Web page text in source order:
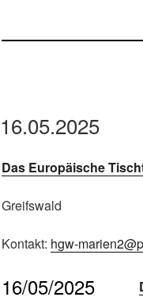
16.05.2025
Das Europäische
Greifswald
Kontakt: hgw-
16/05/2025